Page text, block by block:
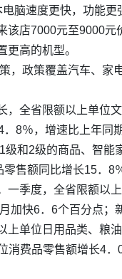
脑速度更快，功能
店7000元至9000
高的机型。
，政策覆盖汽车、
全省限额以上单
8％，增速比上年同
和2级的商品、智
售额同比增长15．8
季度，全省限额以
快6．6个百分点；
单位日用品类、粮
费品零售额增长4